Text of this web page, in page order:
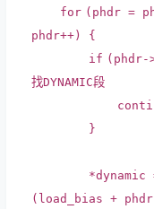
for (phdr =
phdr++) {
if (phdr-
找DYNAMIC段
}
*dynamic
(load_bias +